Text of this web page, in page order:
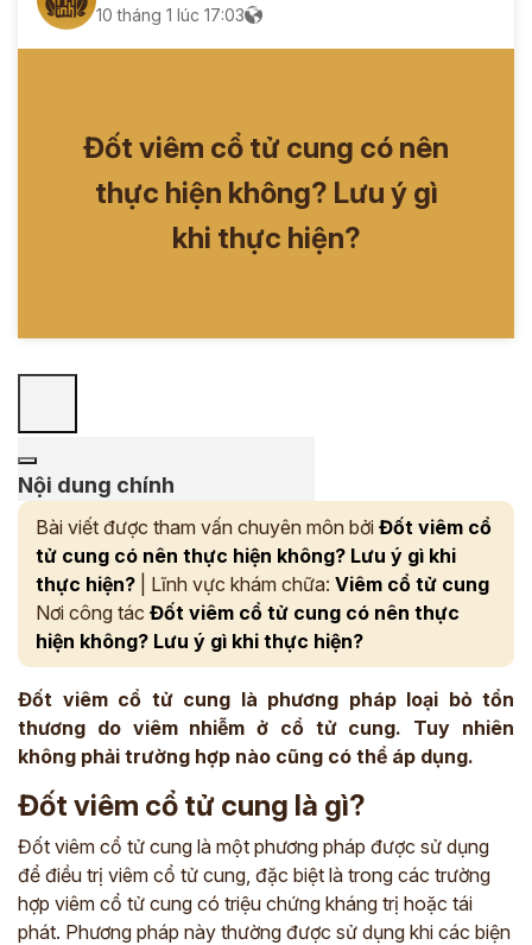
10 tháng 1 lúc 17:03
Đốt viêm cổ tử cung có nên
thực hiện không? Lưu ý gì
khi thực hiện?
Nội dung chính
Bài viết được tham vấn chuyên môn bởi Đốt viêm cổ
tử cung có nên thực hiện không? Lưu ý gì khi
thực hiện? | Lĩnh vực khám chữa: Viêm cổ tử cung
Nơi công tác Đốt viêm cổ tử cung có nên thực
hiện không? Lưu ý gì khi thực hiện?
Đốt viêm cổ tử cung là phương pháp loại bỏ tổn
thương do viêm nhiễm ở cổ tử cung. Tuy nhiên
không phải trường hợp nào cũng có thể áp dụng.
Đốt viêm cổ tử cung là gì?
Đốt viêm cổ tử cung là một phương pháp được sử dụng
để điều trị viêm cổ tử cung, đặc biệt là trong các trường
hợp viêm cổ tử cung có triệu chứng kháng trị hoặc tái
phát. Phương pháp này thường được sử dụng khi các biện